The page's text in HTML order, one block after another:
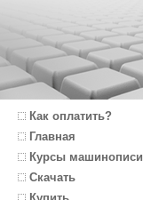
Как оплатить?
Главная
Курсы машинописи
Скачать